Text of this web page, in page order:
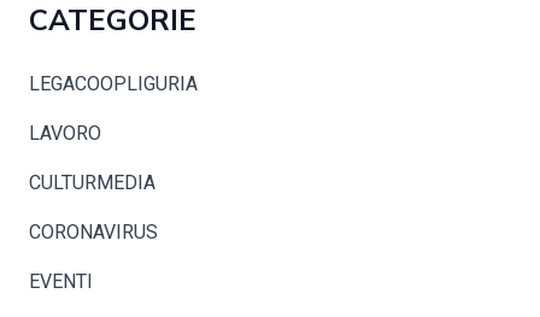
CATEGORIE
LEGACOOPLIGURIA
LAVORO
CULTURMEDIA
CORONAVIRUS
EVENTI